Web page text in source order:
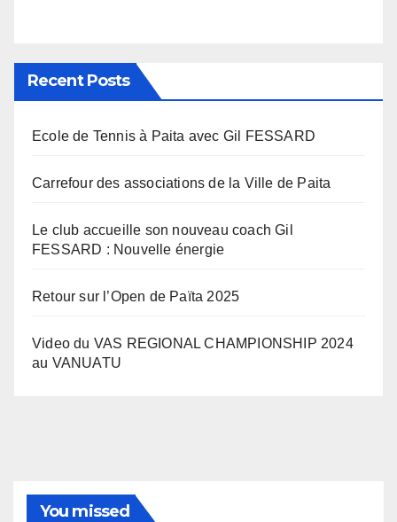
Recent Posts
Ecole de Tennis à Paita avec Gil FESSARD
Carrefour des associations de la Ville de Paita
Le club accueille son nouveau coach Gil
FESSARD : Nouvelle énergie
Retour sur l’Open de Païta 2025
Video du VAS REGIONAL CHAMPIONSHIP 2024
au VANUATU
You missed